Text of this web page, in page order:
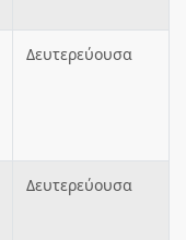
Δευτερεύουσα
Δευτερεύουσα